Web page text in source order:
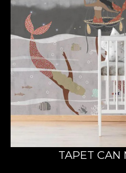
TAPET CAN